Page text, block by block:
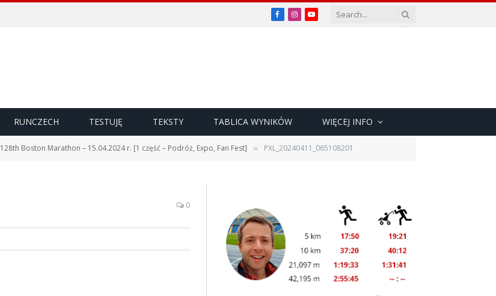
Facebook
InstagramYouTube
RUNCZECH TESTUJĘ TEKSTY TABLICA WYNIKÓW WIĘCEJ INFO
128th Boston Marathon – 15.04.2024 r. [1 część – Podróż, Expo, Fan Fest] » PXL_20240411_065108201
0